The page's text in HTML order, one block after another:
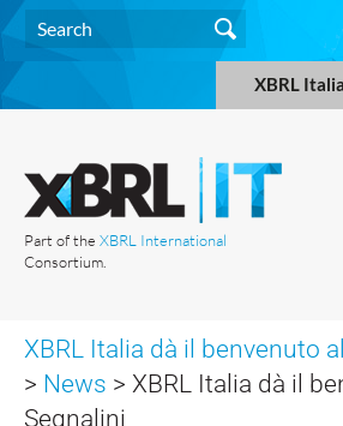
XBRL Italia
Part of the XBRL International
Consortium.
XBRL Italia dà il benvenuto
> News > XBRL Italia dà il
Segnalini